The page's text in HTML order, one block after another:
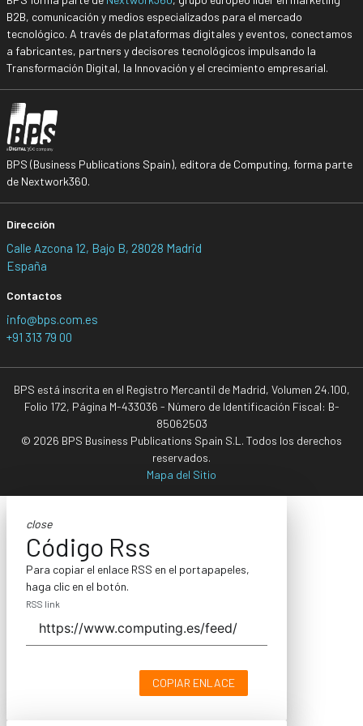
B2B, comunicación y medios especializados para el mercado
tecnológico. A través de plataformas digitales y eventos, conectamos
a fabricantes, partners y decisores tecnológicos impulsando la
Transformación Digital, la Innovación y el crecimiento empresarial.
BPS (Business Publications Spain), editora de Computing, forma parte
de Nextwork360.
Dirección
Calle Azcona 12, Bajo B, 28028 Madrid
España
Contactos
info@bps.com.es
+91 313 79 00
BPS está inscrita en el Registro Mercantil de Madrid, Volumen 24.100,
Folio 172, Página M-433036 - Número de Identificación Fiscal: B-
85062503
© 2026 BPS Business Publications Spain S.L. Todos los derechos
reservados.
Mapa del Sitio
close
Código Rss
Para copiar el enlace RSS en el portapapeles,
haga clic en el botón.
RSS link
COPIAR ENLACE